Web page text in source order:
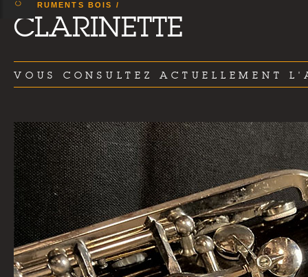
INSTRUMENTS BOIS
CLARINETTE
VOUS CONSULTEZ ACTUELLEMENT